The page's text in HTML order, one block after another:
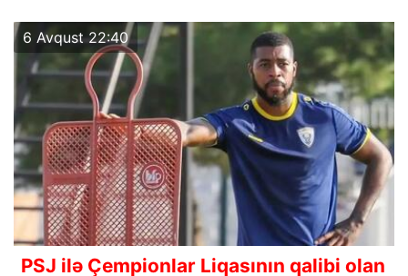
6 Avqust 22:40
PSJ ilə Çempionlar Liqasının qalibi olan